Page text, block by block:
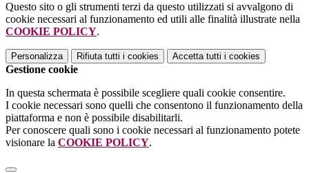
Questo sito o gli strumenti terzi da questo utilizzati si avvalgono di
cookie necessari al funzionamento ed utili alle finalità illustrate nella
COOKIE POLICY.
Personalizza Rifiuta tutti i cookies Accetta tutti i cookies
Gestione cookie
In questa schermata è possibile scegliere quali cookie consentire.
I cookie necessari sono quelli che consentono il funzionamento della
piattaforma e non è possibile disabilitarli.
Per conoscere quali sono i cookie necessari al funzionamento potete
visionare la COOKIE POLICY.